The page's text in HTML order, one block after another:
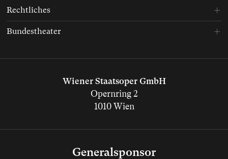
Generalsponsor
Wiener Staatsoper GmbH
Opernring 2
1010 Wien
Rechtliches
Bundestheater